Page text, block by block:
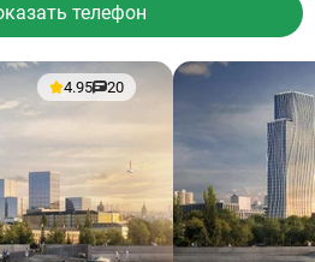
телефон
4.95 20